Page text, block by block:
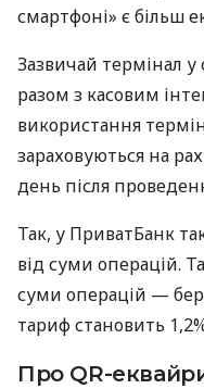
смартфоні» є більш
Зазвичай термінал у
разом з касовим
використання
зараховуються на
день після
Так, у ПриватБанк
від суми операцій.
суми операцій —
тариф становить
Про QR-